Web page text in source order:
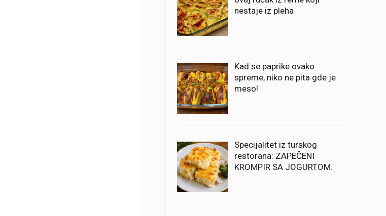
nestaje iz pleha
Kad se paprike ovako
spreme, niko ne pita gde je
meso!
Specijalitet iz turskog
restorana: ZAPEČENI
KROMPIR SA JOGURTOM.